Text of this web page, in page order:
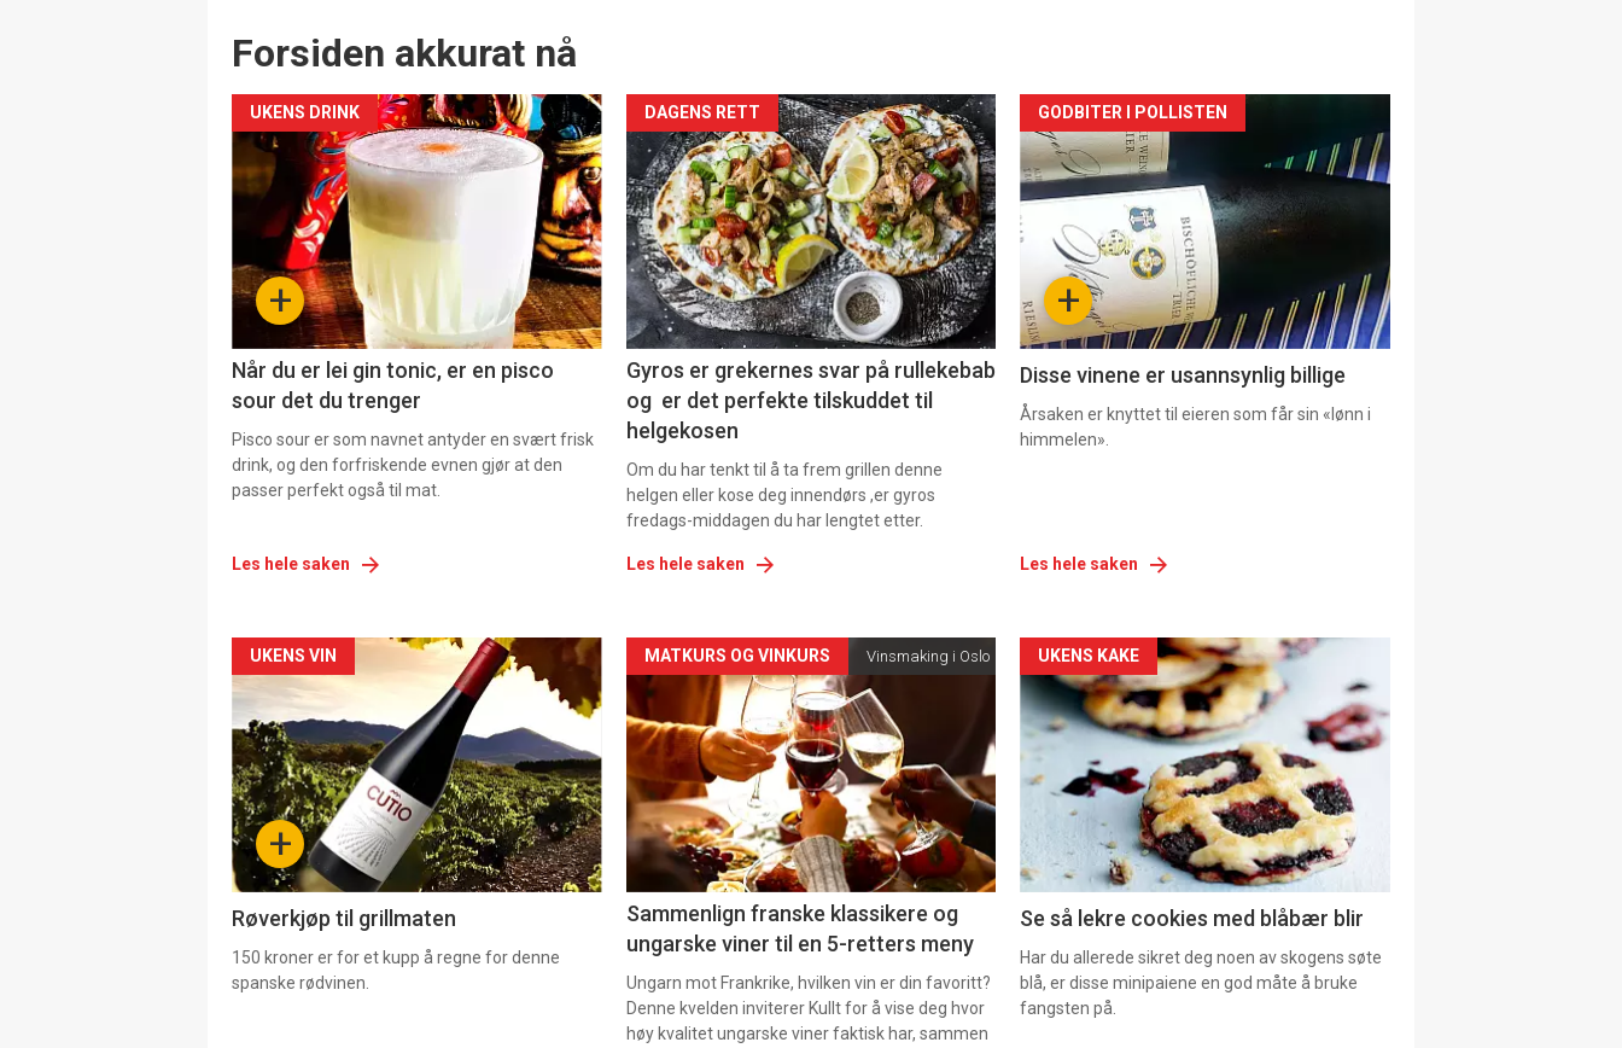
Forsiden akkurat nå
+
UKENS DRINK
Når du er lei gin tonic, er en pisco
sour det du trenger
Pisco sour er som navnet antyder en svært frisk
drink, og den forfriskende evnen gjør at den
passer perfekt også til mat.
Les hele saken
Forsiden
akkurat
nå
-
2
DAGENS RETT
Gyros er grekernes svar på rullekebab
og er det perfekte tilskuddet til
helgekosen
Om du har tenkt til å ta frem grillen denne
helgen eller kose deg innendørs ,er gyros
fredags-middagen du har lengtet etter.
Les hele saken
Forsiden
akkurat
nå
3 +
GODBITER I POLLISTEN
Disse vinene er usannsynlig billige
Årsaken er knyttet til eieren som får sin «lønn i
himmelen».
Les hele saken
Forsiden
akkurat
nå
-
4 +
UKENS VIN
Røverkjøp til grillmaten
150 kroner er for et kupp å regne for denne
spanske rødvinen.
Forsiden
akkurat
nå
-
5
MATKURS OG VINKURS Vinsmaking i Oslo
Sammenlign franske klassikere og
ungarske viner til en 5-retters meny
Ungarn mot Frankrike, hvilken vin er din favoritt?
Denne kvelden inviterer Kullt for å vise deg hvor
høy kvalitet ungarske viner faktisk har, sammen
Forsiden
akkurat
nå
6
UKENS KAKE
Se så lekre cookies med blåbær blir
Har du allerede sikret deg noen av skogens søte
blå, er disse minipaiene en god måte å bruke
fangsten på.